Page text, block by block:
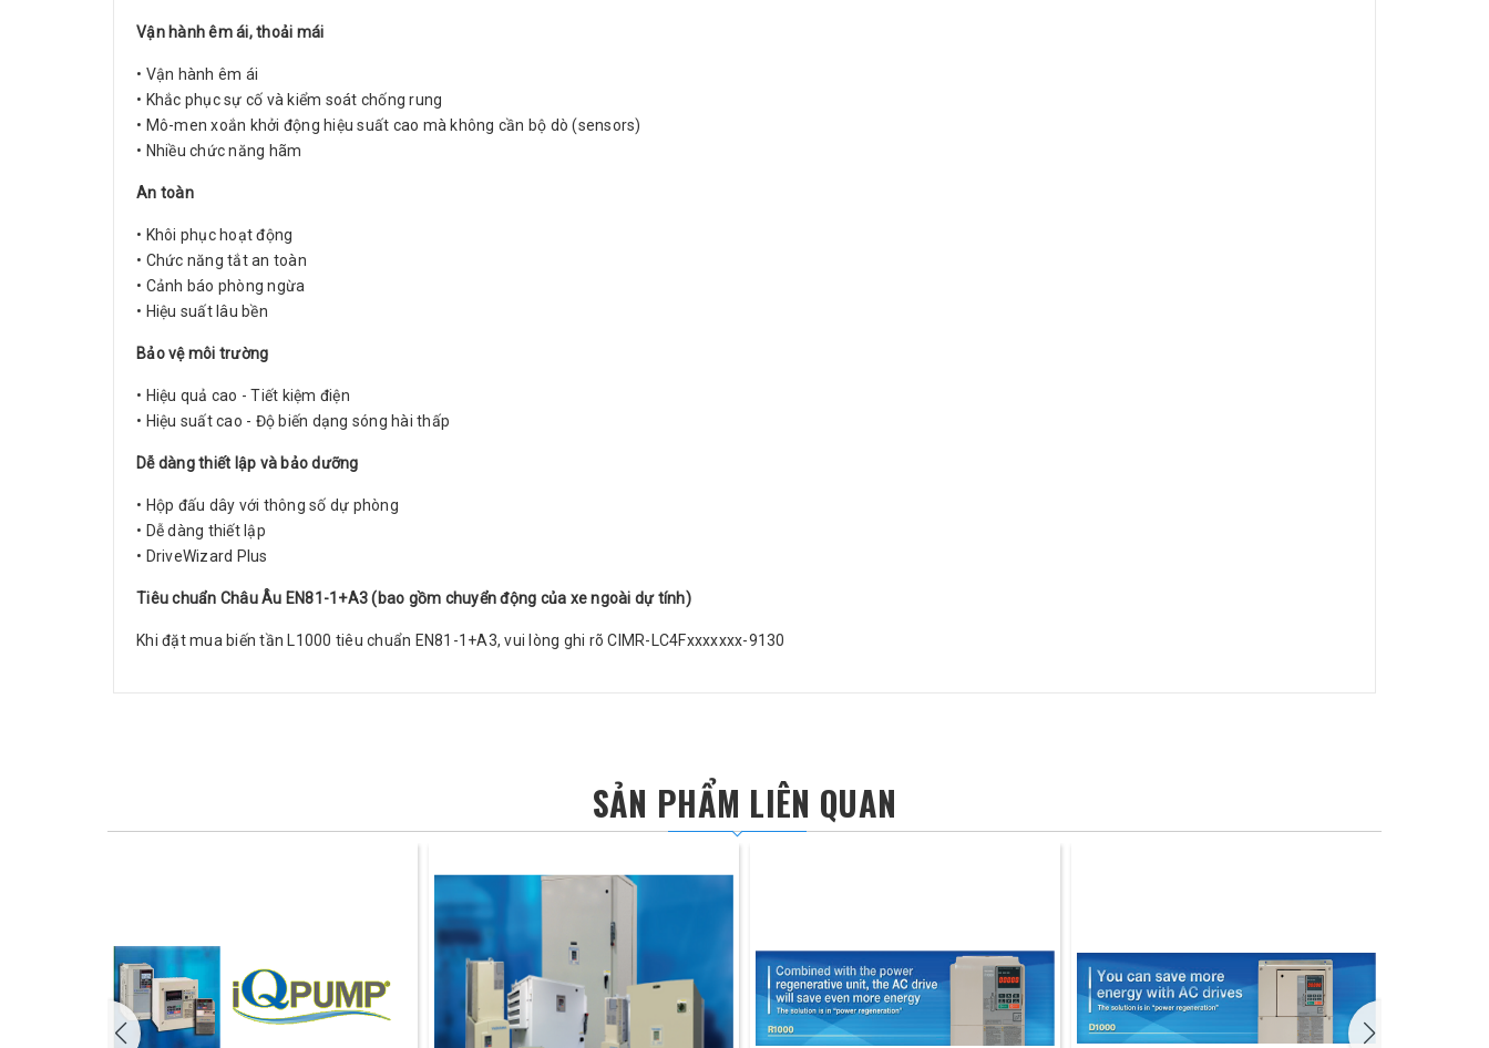
Vận hành êm ái, thoải mái
• Vận hành êm ái
• Khắc phục sự cố và kiểm soát chống rung
• Mô-men xoắn khởi động hiệu suất cao mà không cần bộ dò (sensors)
• Nhiều chức năng hãm
An toàn
• Khôi phục hoạt động
• Chức năng tắt an toàn
• Cảnh báo phòng ngừa
• Hiệu suất lâu bền
Bảo vệ môi trường
• Hiệu quả cao - Tiết kiệm điện
• Hiệu suất cao - Độ biến dạng sóng hài thấp
Dễ dàng thiết lập và bảo dưỡng
• Hộp đấu dây với thông số dự phòng
• Dễ dàng thiết lập
• DriveWizard Plus
Tiêu chuẩn Châu Âu EN81-1+A3 (bao gồm chuyển động của xe ngoài dự tính)
Khi đặt mua biến tần L1000 tiêu chuẩn EN81-1+A3, vui lòng ghi rõ CIMR-LC4Fxxxxxxx-9130
SẢN PHẨM LIÊN QUAN